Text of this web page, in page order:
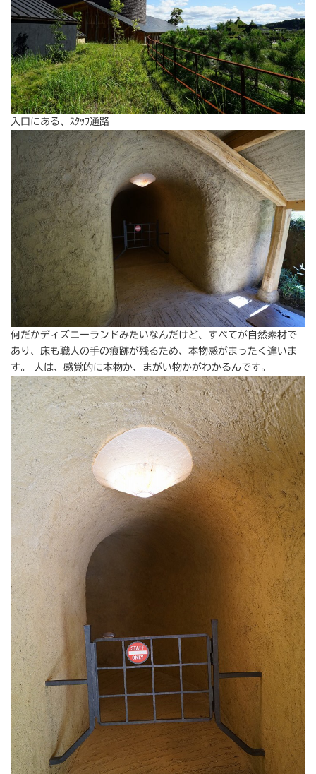
入口にある、ｽﾀｯﾌ通路
何だかディズニーランドみたいなんだけど、すべてが自然素材で
あり、床も職人の手の痕跡が残るため、本物感がまったく違いま
す。 人は、感覚的に本物か、まがい物かがわかるんです。